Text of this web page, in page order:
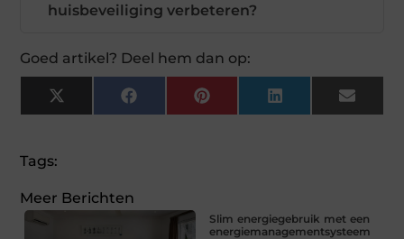
huisbeveiliging verbeteren?
Goed artikel? Deel hem dan op:
X
(Twitter)
FacebookPinterestLinkedIn Email
Tags:
Meer Berichten
Slim energiegebruik met een
energiemanagementsysteem